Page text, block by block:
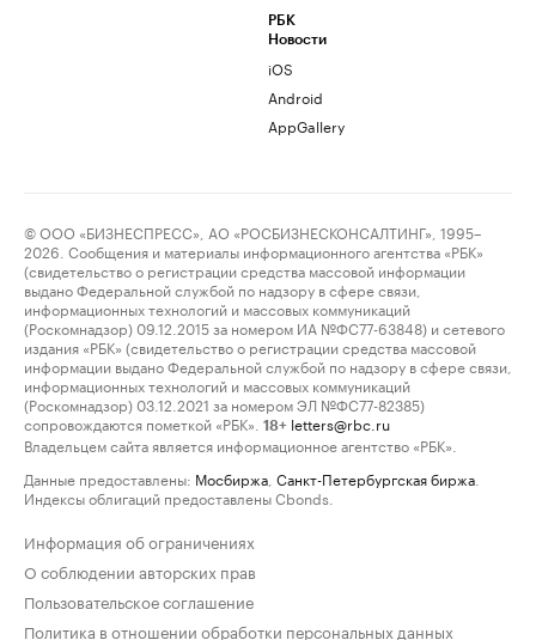
РБК
Новости
iOS
Android
AppGallery
© ООО «БИЗНЕСПРЕСС», АО «РОСБИЗНЕСКОНСАЛТИНГ», 1995–
2026. Сообщения и материалы информационного агентства «РБК»
(свидетельство о регистрации средства массовой информации
выдано Федеральной службой по надзору в сфере связи,
информационных технологий и массовых коммуникаций
(Роскомнадзор) 09.12.2015 за номером ИА №ФС77-63848) и сетевого
издания «РБК» (свидетельство о регистрации средства массовой
информации выдано Федеральной службой по надзору в сфере связи,
информационных технологий и массовых коммуникаций
(Роскомнадзор) 03.12.2021 за номером ЭЛ №ФС77-82385)
сопровождаются пометкой «РБК».
18+ letters@rbc.ru
Владельцем сайта является информационное агентство «РБК».
Данные предоставлены: Мосбиржа Санкт-Петербургская биржа
Индексы облигаций предоставлены Cbonds.
Информация об ограничениях
О соблюдении авторских прав
Пользовательское соглашение
Политика в отношении обработки персональных данных